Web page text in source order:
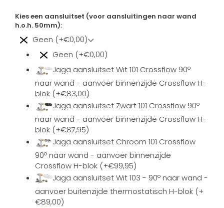
Kies een aansluitset (voor aansluitingen naar wand
h.o.h. 50mm):
Geen (+€0,00)
Geen (+€0,00)
Jaga aansluitset Wit 101 Crossflow 90º
naar wand - aanvoer binnenzijde Crossflow H-
blok (+€83,00)
Jaga aansluitset Zwart 101 Crossflow 90º
naar wand - aanvoer binnenzijde Crossflow H-
blok (+€87,95)
Jaga aansluitset Chroom 101 Crossflow
90º naar wand - aanvoer binnenzijde
Crossflow H-blok (+€99,95)
Jaga aansluitset Wit 103 - 90º naar wand -
aanvoer buitenzijde thermostatisch H-blok (+
€89,00)